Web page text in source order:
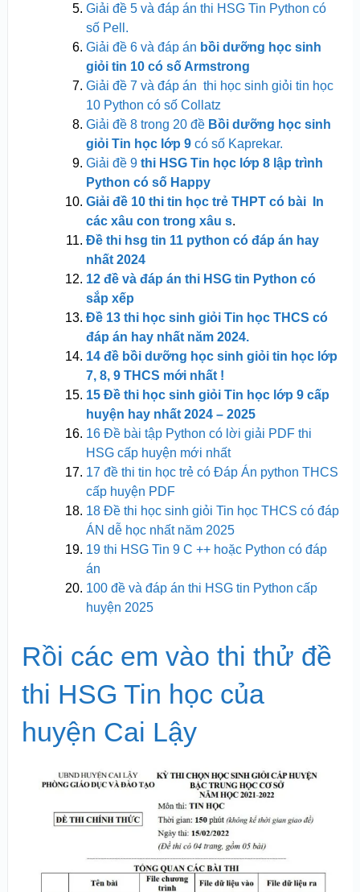
Giải đề 5 và đáp án thi HSG Tin Python có
số Pell.
Giải đề 6 và đáp án bồi dưỡng học sinh
giỏi tin 10 có số Armstrong
Giải đề 7 và đáp án thi học sinh giỏi tin học
10 Python có số Collatz
Giải đề 8 trong 20 đề Bồi dưỡng học sinh
giỏi Tin học lớp 9có số Kaprekar.
Giải đề 9 thi HSG Tin học lớp 8 lập trình
Python có số Happy
Giải đề 10 thi tin học trẻ THPT có bài In
các xâu con trong xâu s.
Đề thi hsg tin 11 python có đáp án hay
nhất 2024
12 đề và đáp án thi HSG tin Python có
sắp xếp
Đề 13 thi học sinh giỏi Tin học THCS có
đáp án hay nhất năm 2024.
14 đề bồi dưỡng học sinh giỏi tin học lớp
7, 8, 9 THCS mới nhất !
15 Đề thi học sinh giỏi Tin học lớp 9 cấp
huyện hay nhất 2024 – 2025
16 Đề bài tập Python có lời giải PDF thi
HSG cấp huyện mới nhất
17 đề thi tin học trẻ có Đáp Án python THCS
cấp huyện PDF
18 Đề thi học sinh giỏi Tin học THCS có đáp
ÁN dễ học nhất năm 2025
19 thi HSG Tin 9 C ++ hoặc Python có đáp
án
100 đề và đáp án thi HSG tin Python cấp
huyện 2025
Rồi các em vào thi thử đề
thi HSG Tin học của
huyện Cai Lậy